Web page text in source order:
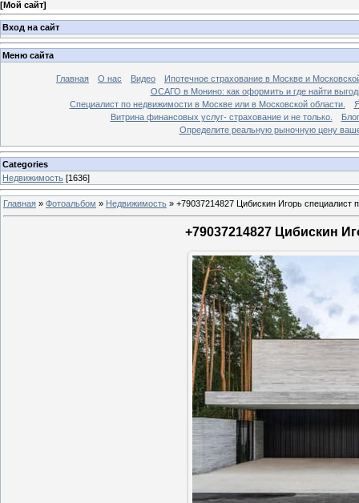
[Мой сайт]
Вход на сайт
Меню сайта
Главная О нас Видео
Ипотечное страхование в Москве и
ОСАГО в Монино: как оформить и где найти
Специалист по недвижимости в Москве или в Московской области.
Витрина финансовых услуг- страхование и не только.
Блог
Определите реальную рыночную цену
Categories
Недвижимость [1636]
Главная » Фотоальбом » Недвижимость » +79037214827 Цибискин Игорь специалист
+79037214827 Цибискин